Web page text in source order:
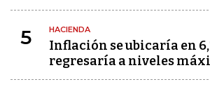
5 HACIENDA
Inflación se ubicaría en
regresaría a niveles